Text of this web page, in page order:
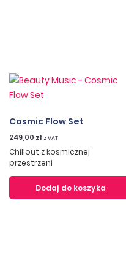
Cosmic Flow Set
249,00 zł z VAT
Chillout z kosmicznej
przestrzeni
Dodaj do koszyka